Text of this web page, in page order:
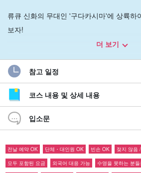
류큐 신화의 무대인 '구다카시마'에 상륙하
보자!
신성한 이시키 해변에서 특별한 일출을 볼
어입니다☆.
추천 포인트
귀국편은 자유롭게 선택할 수 있습니다.
류큐 신화의 성지 '구다카시마'에 상륙!
투어 전용 전세기로 출발
파워스팟 '이시키하마'에서 해돋이 감상
더 보기
참고 일정
코스 내용 및 상세 내용
입소문
전날 예약 OK 단체・대인원 OK 빈손 OK 젖지 않음
모두 포함된 요금
외국어 대응 가능 수영을 못하는 분들